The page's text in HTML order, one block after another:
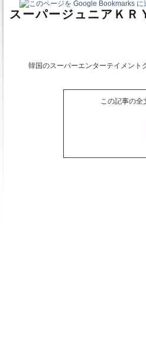
スーパージュニアＫＲ
韓国のスーパーエンターテイメン
この記事の全